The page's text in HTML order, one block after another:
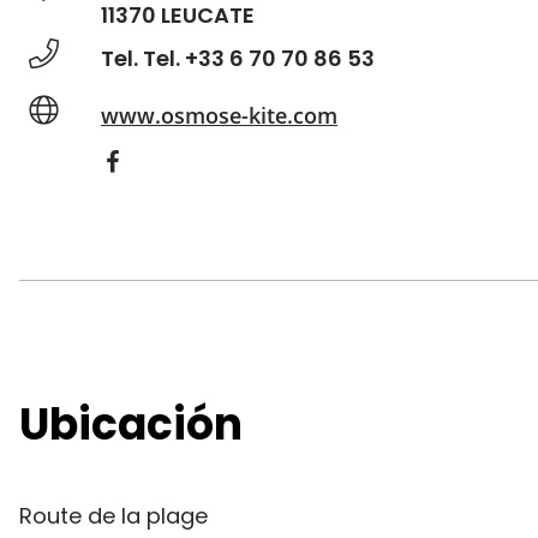
11370 LEUCATE
Tel. Tel. +33 6 70 70 86 53
www.osmose-kite.com
Ubicación
Route de la plage